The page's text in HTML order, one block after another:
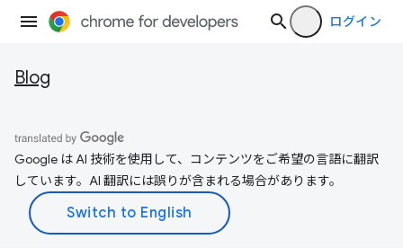
ログイン
Blog
Google は AI 技術を使用して、コンテンツをご希望の言語に翻訳
しています。AI 翻訳には誤りが含まれる場合があります。